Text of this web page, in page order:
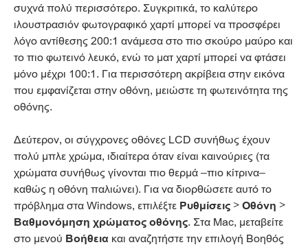
συχνά πολύ περισσότερο. Συγκριτικά, το καλύτερο
ιλουστρασιόν φωτογραφικό χαρτί μπορεί να προσφέρει
λόγο αντίθεσης 200:1 ανάμεσα στο πιο σκούρο μαύρο και
το πιο φωτεινό λευκό, ενώ το ματ χαρτί μπορεί να φτάσει
μόνο μέχρι 100:1. Για περισσότερη ακρίβεια στην εικόνα
που εμφανίζεται στην οθόνη, μειώστε τη φωτεινότητα της
οθόνης.
Δεύτερον, οι σύγχρονες οθόνες LCD συνήθως έχουν
πολύ μπλε χρώμα, ιδιαίτερα όταν είναι καινούριες (τα
χρώματα συνήθως γίνονται πιο θερμά –πιο κίτρινα–
καθώς η οθόνη παλιώνει). Για να διορθώσετε αυτό το
πρόβλημα στα Windows, επιλέξτε Ρυθμίσεις >Οθόνη >
Βαθμονόμηση χρώματος οθόνης. Στα Mac, μεταβείτε
στο μενού Βοήθεια και αναζητήστε την επιλογή Βοηθός